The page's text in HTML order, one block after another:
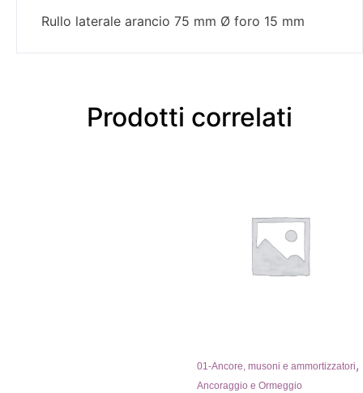
Rullo laterale arancio 75 mm Ø foro 15 mm
Prodotti correlati
01-Ancore, musoni e ammortizzatori,
Ancoraggio e Ormeggio